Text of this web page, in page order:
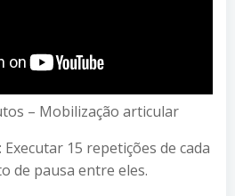
– Mobilização articular
15 repetições de cada
de pausa entre eles.